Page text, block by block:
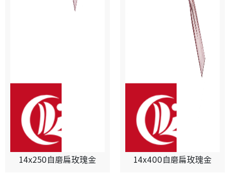
14x250自磨扁玫瑰金 14x400自磨扁玫瑰金